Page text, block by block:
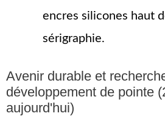
encres silicones haut
sérigraphie.
Avenir durable et
développement de pointe
aujourd'hui)